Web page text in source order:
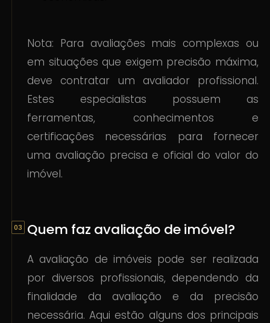
Nota: Para avaliações mais complexas ou
em situações que exigem precisão máxima,
deve contratar um avaliador profissional.
Estes especialistas possuem as
ferramentas, conhecimentos e
certificações necessárias para fornecer
uma avaliação precisa e oficial do valor do
imóvel.
Quem faz avaliação de imóvel?
A avaliação de imóveis pode ser realizada
por diversos profissionais, dependendo da
finalidade da avaliação e da precisão
necessária. Aqui estão alguns dos principais